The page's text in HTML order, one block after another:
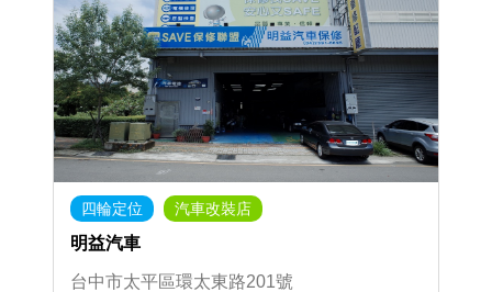
四輪定位 汽車改裝店
明益汽車
台中市太平區環太東路201號